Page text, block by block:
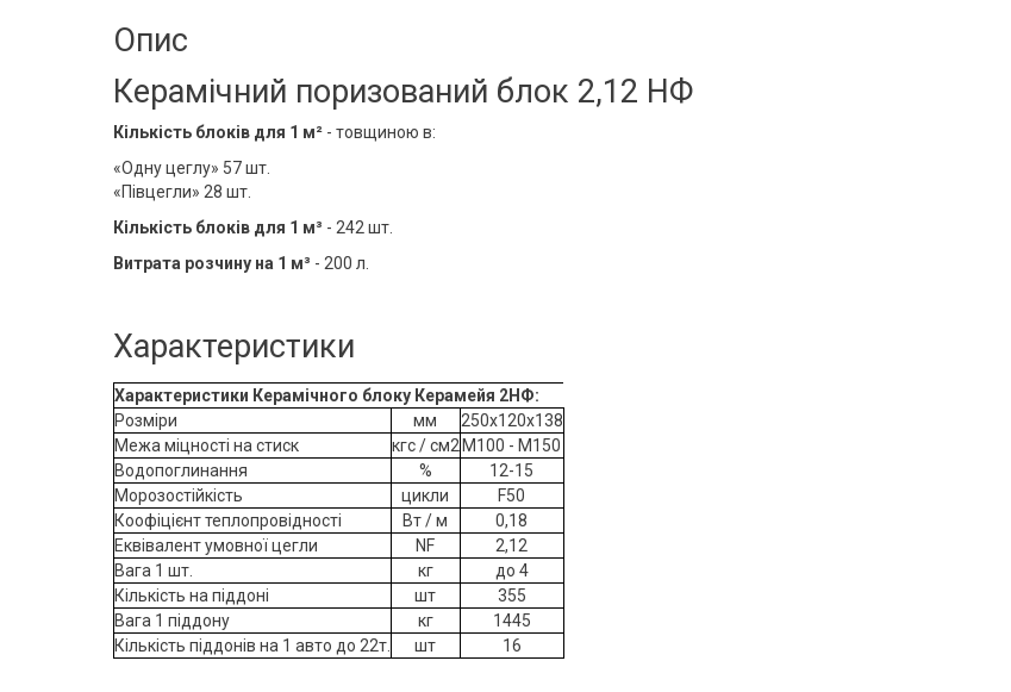
Опис
Керамічний поризований блок 2,12 НФ
Кількість блоків для 1 м² - товщиною в:
«Одну цеглу» 57 шт.
«Півцегли» 28 шт.
Кількість блоків для 1 м³ - 242 шт.
Витрата розчину на 1 м³ - 200 л.
Характеристики
Характеристики Керамічного блоку Керамейя 2НФ:
Розміри
мм
250x120x138
Межа міцності на стиск
кгс / см2 М100 - М150
Водопоглинання
%
12-15
Морозостійкість
цикли
F50
Коофіцієнт теплопровідності
Вт / м
0,18
Еквівалент умовної цегли
NF
2,12
Вага 1 шт.
кг
до 4
Кількість на піддоні
шт
355
Вага 1 піддону
кг
1445
Кількість піддонів на 1 авто до 22т.
шт 16